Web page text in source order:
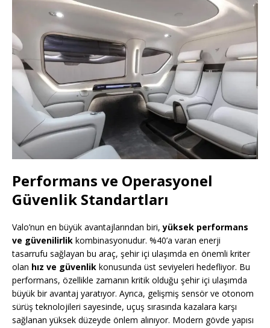
Performans ve Operasyonel
Güvenlik Standartları
Valo’nun en büyük avantajlarından biri,yüksek performans
ve güvenilirlik kombinasyonudur. %40’a varan enerji
tasarrufu sağlayan bu araç, şehir içi ulaşımda en önemli kriter
olan hız ve güvenlik konusunda üst seviyeleri hedefliyor. Bu
performans, özellikle zamanın kritik olduğu şehir içi ulaşımda
büyük bir avantaj yaratıyor. Ayrıca, gelişmiş sensör ve otonom
sürüş teknolojileri sayesinde, uçuş sırasında kazalara karşı
sağlanan yüksek düzeyde önlem alınıyor. Modern gövde yapısı